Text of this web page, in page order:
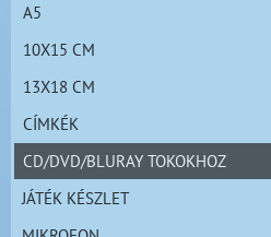
A5
10X15 CM
13X18 CM
CÍMKÉK
CD/DVD/BLURAY TOKOKHOZ
JÁTÉK KÉSZLET